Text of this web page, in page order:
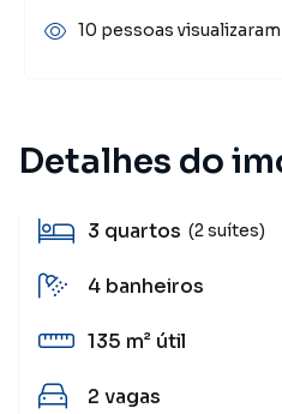
Detalhes do
3 quartos (2 suítes)
4 banheiros
135 m² útil
2 vagas
10 pessoas